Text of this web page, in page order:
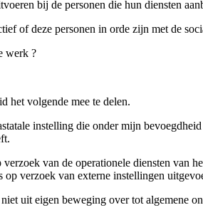
bij de personen die hun diensten
of deze personen in orde zijn met de
werk ?
het volgende mee te delen.
instelling die onder mijn
van de operationele diensten van
op verzoek van externe instellingen
uit eigen beweging over tot algemene